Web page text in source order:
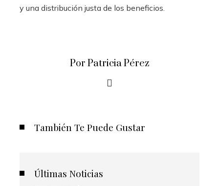
y una distribución justa de los beneficios.
Por Patricia Pérez
También Te Puede Gustar
Últimas Noticias